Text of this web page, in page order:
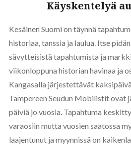
Käyskentelyä
Kesäinen Suomi on täynnä
historiaa, tanssia ja laulua. Itse
sävytteisistä tapahtumista ja
viikonloppuna historian havinaa ja
Kangasalla järjestettävät
Tampereen Seudun Mobilistit ovat
päiviä jo vuosia. Tapahtuma
varaosiin mutta vuosien saatossa
laajentunut ja myynnissä on